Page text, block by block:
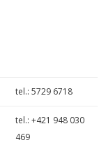
tel.: 5729 6718
tel.: +421 948 030
469